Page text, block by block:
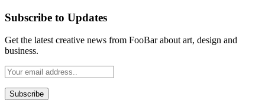
Subscribe to Updates
Get the latest creative news from FooBar about art, design and
business.